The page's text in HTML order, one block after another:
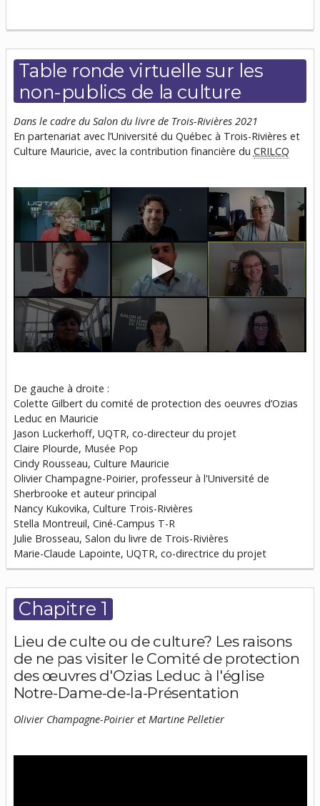
58
seconds
Table ronde virtuelle sur les
non-publics de la culture
Dans le cadre du Salon du livre de Trois-Rivières 2021
En partenariat avec l’Université du Québec à Trois-Rivières et
Culture Mauricie, avec la contribution financière du CRILCQ
48
minutes,
54
seconds
De gauche à droite :
Colette Gilbert du comité de protection des oeuvres d’Ozias
Leduc en Mauricie
Jason Luckerhoff, UQTR, co-directeur du projet
Claire Plourde, Musée Pop
Cindy Rousseau, Culture Mauricie
Olivier Champagne-Poirier, professeur à l'Université de
Sherbrooke et auteur principal
Nancy Kukovika, Culture Trois-Rivières
Stella Montreuil, Ciné-Campus T-R
Julie Brosseau, Salon du livre de Trois-Rivières
Marie-Claude Lapointe, UQTR, co-directrice du projet
Chapitre 1
Lieu de culte ou de culture? Les raisons
de ne pas visiter le Comité de protection
des œuvres d'Ozias Leduc à l'église
Notre-Dame-de-la-Présentation
Olivier Champagne-Poirier et Martine Pelletier